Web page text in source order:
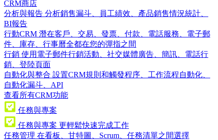
CRM商店
分析與報告 分析銷售漏斗、員工績效、產品銷售情況統計、
BI報告
行動CRM 潛在客戶、交易、發票、付款、電話服務、電子郵
件、庫存、行事曆全都在您的彈指之間
行銷 使用電子郵件行銷活動、社交媒體廣告、簡訊、電話行
銷、登陸頁面
自動化與整合 設置CRM規則和觸發程序、工作流程自動化、
自動化漏斗、API
查看所有CRM功能
任務與專案
任務與專案 更輕鬆快速完成工作
任務管理 在看板、甘特圖、Scrum、任務清單之間選擇